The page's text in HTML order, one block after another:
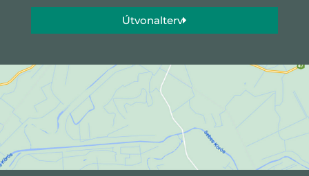
Útvonalterv